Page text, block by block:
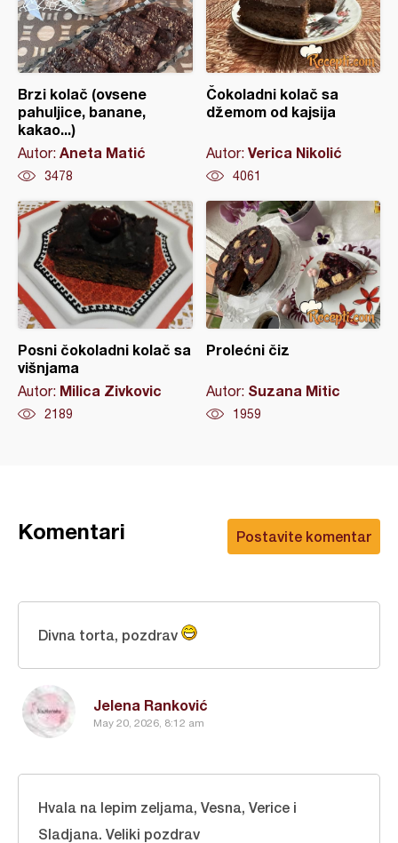
Brzi kolač (ovsene
pahuljice, banane,
kakao...)
Autor: Aneta Matić
3478
Čokoladni kolač sa
džemom od kajsija
Autor: Verica Nikolić
4061
Posni čokoladni kolač sa
višnjama
Autor: Milica Zivkovic
2189
Prolećni čiz
Autor: Suzana Mitic
1959
Postavite komentar
Komentari
Jelena Ranković
May 20, 2026, 8:12 am
Divna torta, pozdrav
Hvala na lepim zeljama, Vesna, Verice i
Sladjana. Veliki pozdrav